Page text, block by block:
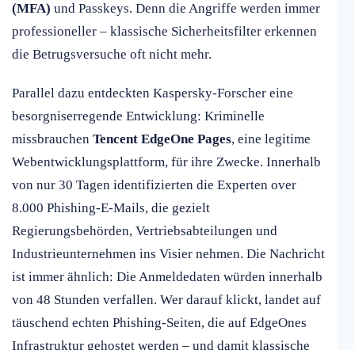
(MFA) und Passkeys. Denn die Angriffe werden immer
professioneller – klassische Sicherheitsfilter erkennen
die Betrugsversuche oft nicht mehr.
Parallel dazu entdeckten Kaspersky-Forscher eine
besorgniserregende Entwicklung: Kriminelle
missbrauchen Tencent EdgeOne Pages, eine legitime
Webentwicklungsplattform, für ihre Zwecke. Innerhalb
von nur 30 Tagen identifizierten die Experten over
8.000 Phishing-E-Mails, die gezielt
Regierungsbehörden, Vertriebsabteilungen und
Industrieunternehmen ins Visier nehmen. Die Nachricht
ist immer ähnlich: Die Anmeldedaten würden innerhalb
von 48 Stunden verfallen. Wer darauf klickt, landet auf
täuschend echten Phishing-Seiten, die auf EdgeOnes
Infrastruktur gehostet werden – und damit klassische